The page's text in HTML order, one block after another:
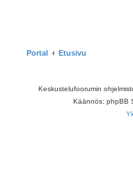
Portal Etusivu
Keskustelufoorumin
Käännös: phpBB